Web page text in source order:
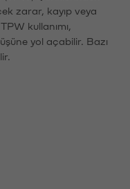
zarar, kayıp veya
kullanımı,
yol açabilir. Bazı